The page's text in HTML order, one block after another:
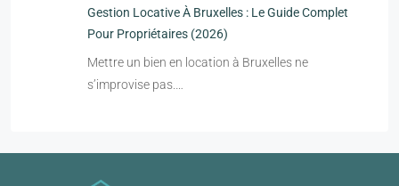
Gestion Locative À Bruxelles : Le Guide Complet
Pour Propriétaires (2026)
Mettre un bien en location à Bruxelles ne
s’improvise pas.…